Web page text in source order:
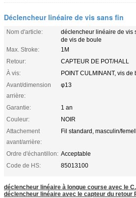
Déclencheur linéaire de vis sans fin
Nom d'article:
déclencheur linéaire de vis
de vis de boule
Max. Stroke:
1M
Retour:
CAPTEUR DE POT/HALL
À vis:
POINT CULMINANT, vis de
Avant/dimension
arrière:
φ13
Garantie:
1 an
Couleur:
NOIR
Attachement
avant/arrière:
Fil standard, masculin/
Ordre d'échantillon: Acceptable
Code de HS:
85013100
déclencheur linéaire à longue course avec le
déclencheur linéaire avec le capteur du retour